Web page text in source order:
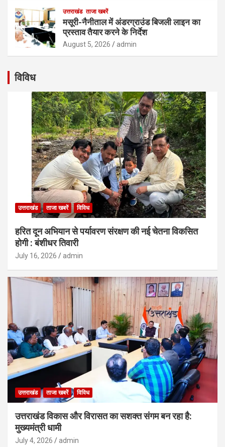
उत्तराखंड ताजा खबरें
मसूरी-नैनीताल में अंडरग्राउंड बिजली लाइन का
प्रस्ताव तैयार करने के निर्देश
August 5, 2026 admin
विविध
उत्तराखंड ताजा खबरें विविध
हरित दून अभियान से पर्यावरण संरक्षण की नई चेतना विकसित
होगी : बंशीधर तिवारी
July 16, 2026 admin
उत्तराखंड ताजा खबरें विविध
उत्तराखंड विकास और विरासत का सशक्त संगम बन रहा है:
मुख्यमंत्री धामी
July 4, 2026 admin